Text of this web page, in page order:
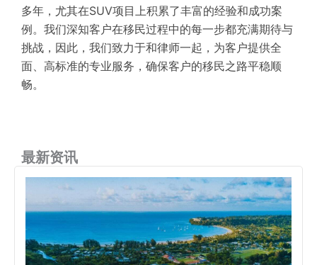
多年，尤其在SUV项目上积累了丰富的经验和成功案
例。我们深知客户在移民过程中的每一步都充满期待与
挑战，因此，我们致力于和律师一起，为客户提供全
面、高标准的专业服务，确保客户的移民之路平稳顺
畅。
最新资讯